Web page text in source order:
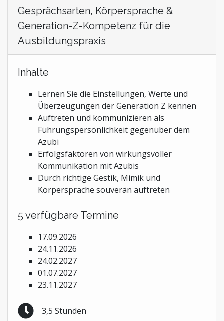
Gesprächsarten, Körpersprache &
Generation-Z-Kompetenz für die
Ausbildungspraxis
Inhalte
Lernen Sie die Einstellungen, Werte und
Überzeugungen der Generation Z kennen
Auftreten und kommunizieren als
Führungspersönlichkeit gegenüber dem
Azubi
Erfolgsfaktoren von wirkungsvoller
Kommunikation mit Azubis
Durch richtige Gestik, Mimik und
Körpersprache souverän auftreten
5 verfügbare Termine
17.09.2026
24.11.2026
24.02.2027
01.07.2027
23.11.2027
3,5 Stunden